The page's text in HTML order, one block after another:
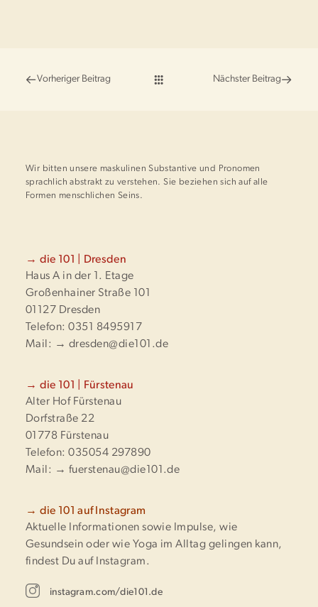
Vorheriger Beitrag Nächster Beitrag
Wir bitten unsere maskulinen Substantive und Pronomen
sprachlich abstrakt zu verstehen. Sie beziehen sich auf alle
Formen menschlichen Seins.
→ die 101 | Dresden
Haus A in der 1. Etage
Großenhainer Straße 101
01127 Dresden
Telefon: 0351 8495917
Mail: → dresden@die101.de
→ die 101 | Fürstenau
Alter Hof Fürstenau
Dorfstraße 22
01778 Fürstenau
Telefon: 035054 297890
Mail: → fuerstenau@die101.de
→ die 101 auf Instagram
Aktuelle Informationen sowie Impulse, wie
Gesundsein oder wie Yoga im Alltag gelingen kann,
findest Du auf Instagram.
instagram.com/die101.de